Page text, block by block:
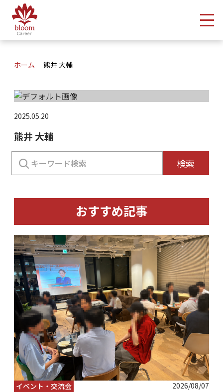
メ
ホーム 熊井 大輔
2025.05.20
熊井 大輔
索:
検索
おすすめ記事
イベント・交流会 2026/08/07